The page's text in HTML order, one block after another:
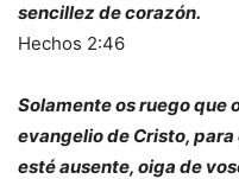
sencillez de corazón.
Hechos 2:46
Solamente os ruego que
evangelio de Cristo, para
esté ausente, oiga de